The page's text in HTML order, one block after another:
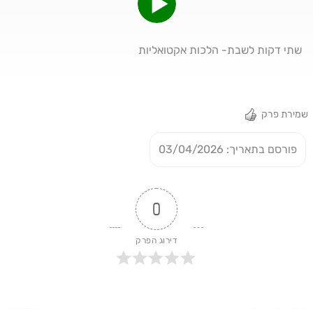
שתי דקות לשבת- הלכות אקטואליות
שמירת פרק
פורסם בתאריך: 03/04/2026
0
דירוג הפרק